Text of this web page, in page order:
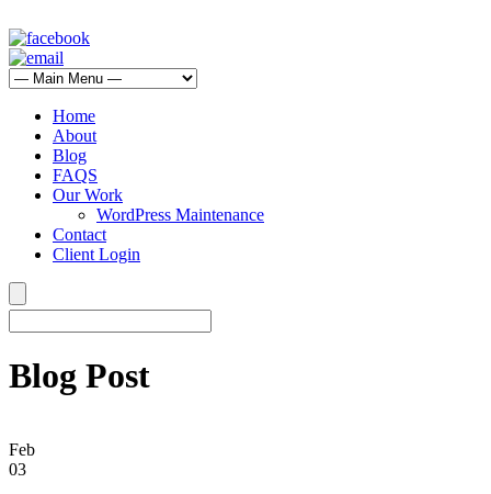
Home
About
Blog
FAQS
Our Work
WordPress Maintenance
Contact
Client Login
Blog Post
Feb
03